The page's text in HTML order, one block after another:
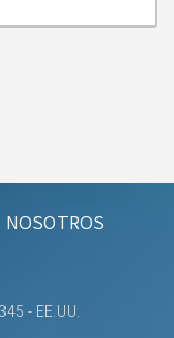
NOSOTROS
- EE.UU.